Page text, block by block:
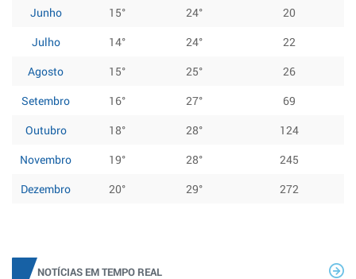
Junho
15° 24°
20
Julho
14° 24°
22
Agosto
15° 25°
26
Setembro
16° 27°
69
Outubro
18° 28°
124
Novembro
19° 28°
245
Dezembro
20° 29° 272
NOTÍCIAS EM TEMPO REAL